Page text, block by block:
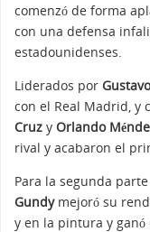
comenzó de forma
con una defensa
estadounidenses.
Liderados por
con el Real Madrid, y
Cruz y Orlando
rival y acabaron el
Para la segunda
Gundy mejoró su
y en la pintura y ganó